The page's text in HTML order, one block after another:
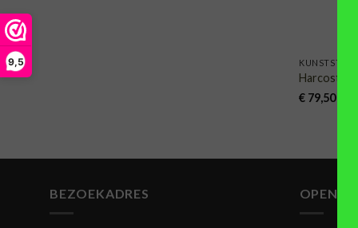
9,5 KUNSTSTOF
Harcostar
€ 79,50
BEZOEKADRES